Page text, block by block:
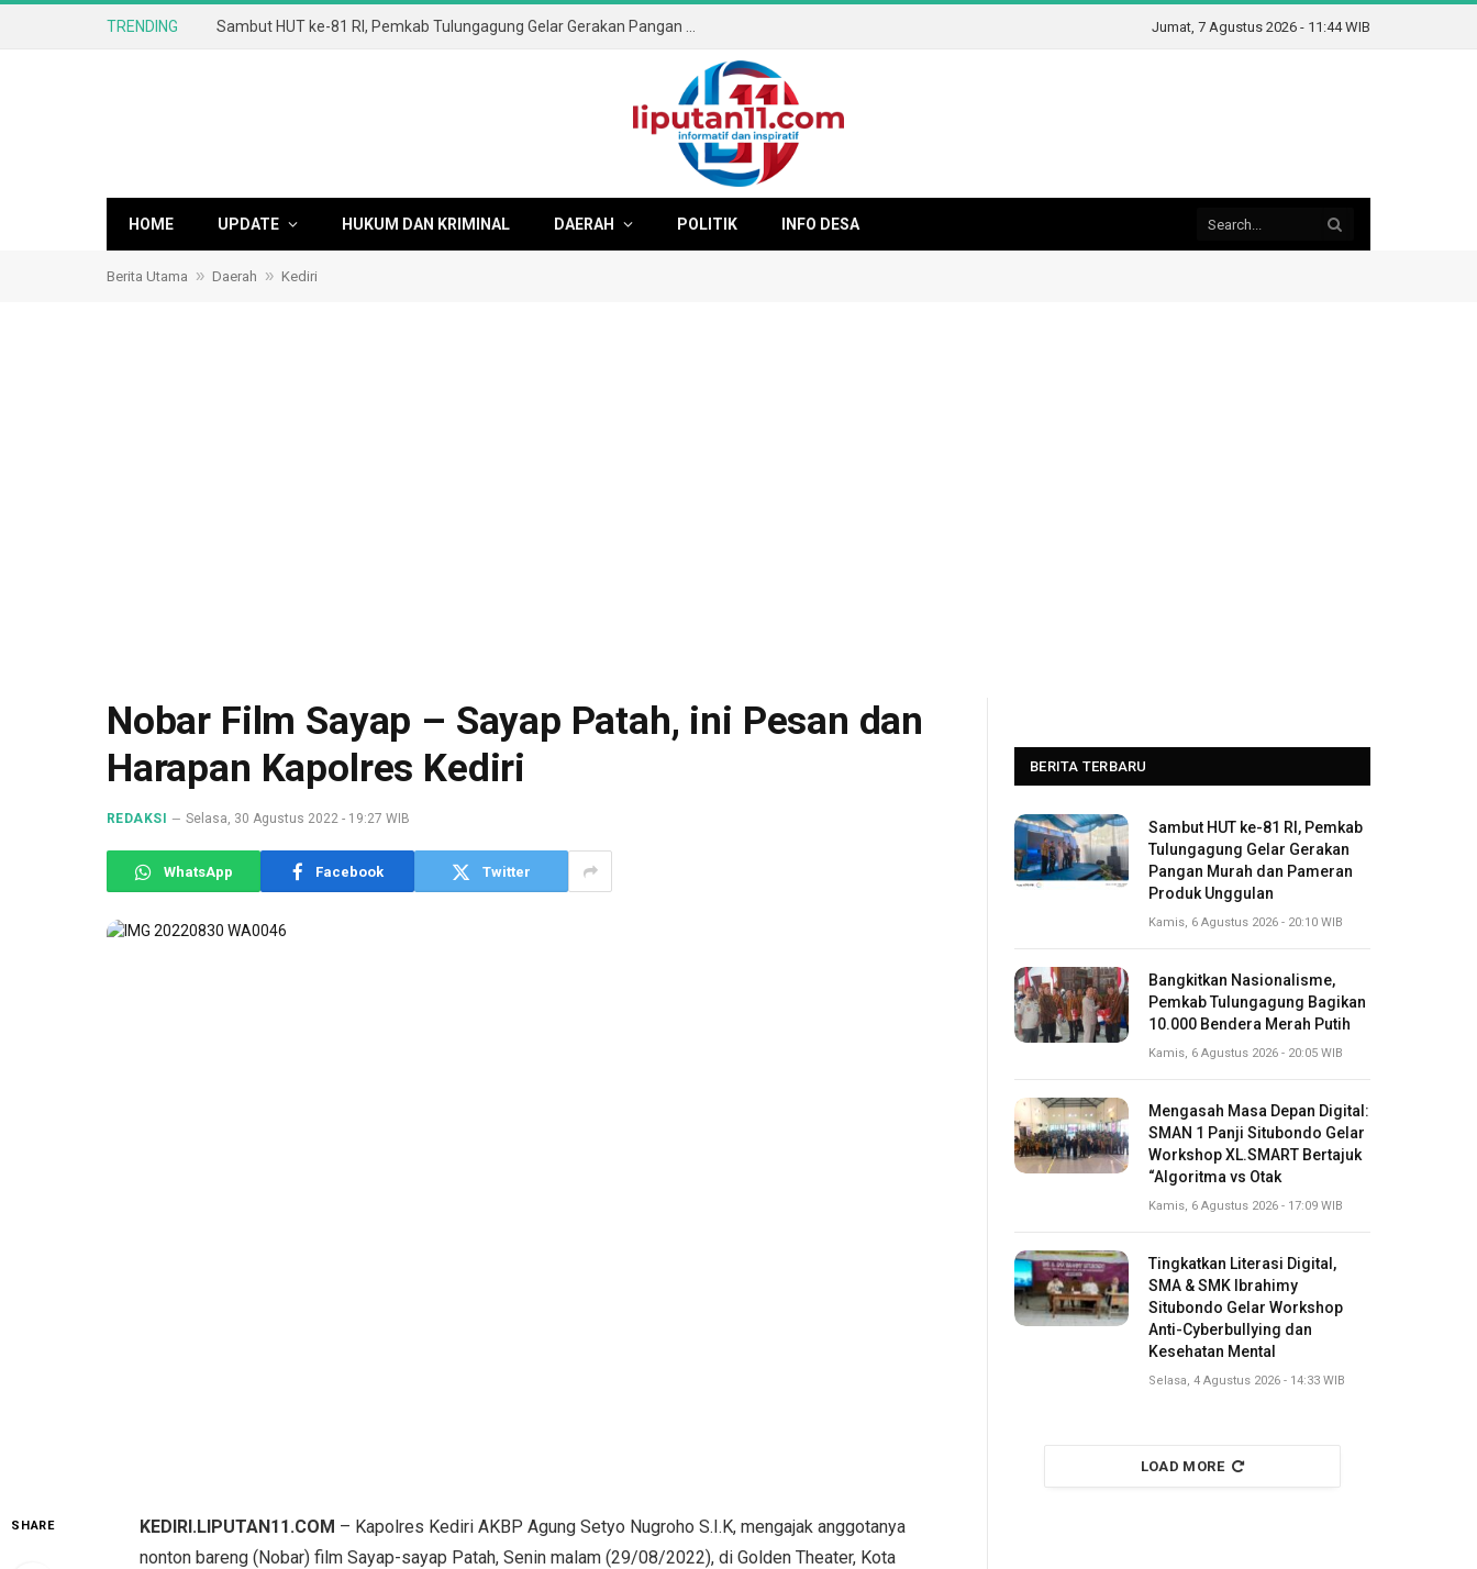
TRENDING Jumat, 7 Agustus 2026 - 11:44 WIB
HOME UPDATE HUKUM DAN KRIMINAL DAERAH POLITIK INFO DESA
Berita Utama » Daerah » Kediri
Nobar Film Sayap – Sayap Patah, ini Pesan dan
Harapan Kapolres Kediri
REDAKSI Selasa, 30 Agustus 2022 - 19:27 WIB
WhatsApp Facebook Twitter
SHARE KEDIRI.LIPUTAN11.COM – Kapolres Kediri AKBP Agung Setyo Nugroho S.I.K, mengajak anggotanya
nonton bareng (Nobar) film Sayap-sayap Patah, Senin malam (29/08/2022), di Golden Theater, Kota
BERITA TERBARU
Sambut HUT ke-81 RI, Pemkab
Tulungagung Gelar Gerakan
Pangan Murah dan Pameran
Produk Unggulan
Kamis, 6 Agustus 2026 - 20:10 WIB
Bangkitkan Nasionalisme,
Pemkab Tulungagung Bagikan
10.000 Bendera Merah Putih
Kamis, 6 Agustus 2026 - 20:05 WIB
Mengasah Masa Depan Digital:
SMAN 1 Panji Situbondo Gelar
Workshop XL.SMART Bertajuk
“Algoritma vs Otak
Kamis, 6 Agustus 2026 - 17:09 WIB
Tingkatkan Literasi Digital,
SMA & SMK Ibrahimy
Situbondo Gelar Workshop
Anti-Cyberbullying dan
Kesehatan Mental
Selasa, 4 Agustus 2026 - 14:33 WIB
LOAD MORE